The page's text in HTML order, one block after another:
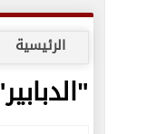
الرئيسية